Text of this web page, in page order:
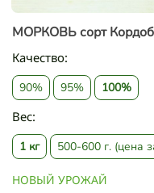
МОРКОВЬ сорт
Качество:
90% 95% 100%
Вес:
1 кг 500-600 г. (цена
НОВЫЙ УРОЖАЙ